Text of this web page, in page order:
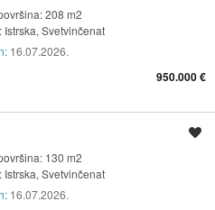
208 m2
Istrska, Svetvinčenat
16.07.2026.
950.000 €
130 m2
Istrska, Svetvinčenat
16.07.2026.